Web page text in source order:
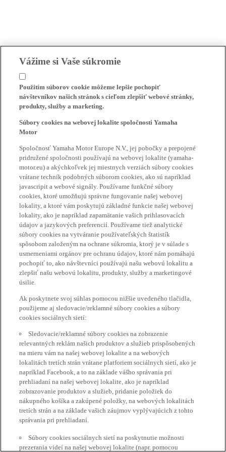
Vážime si Vaše súkromie
Použitím súborov cookie môžeme lepšie pochopiť
návštevníkov našich stránok s cieľom zlepšiť webové stránky,
produkty, služby a marketing.
Súbory cookies na webovej lokalite spoločnosti Yamaha
Motor
Spoločnosť Yamaha Motor Europe N.V., jej pobočky a prepojené
pridružené spoločnosti používajú na webovej lokalite (yamaha-
motor.eu) a akýchkoľvek jej miestnych verziách súbory cookies
vrátane techník podobných súborom cookies, ako sú napríklad
javascripit a webové signály. Používame funkčné súbory
cookies, ktoré umožňujú správne fungovanie našej webovej
lokality, a ktoré vám poskytujú základné funkcie našej webovej
lokality, ako je napríklad zapamätanie vašich prihlasovacích
údajov a jazykových preferencií. Používame tiež analytické
súbory cookies na vytváranie používateľských štatistík
spôsobom založeným na ochrane súkromia, ktorý je v súlade s
usmerneniami orgánov pre ochranu údajov, ktoré nám pomáhajú
pochopiť to, ako návštevníci používajú našu webovú lokalitu a
zlepšiť našu webovú lokalitu, produkty, služby a marketingové
úsilie.
Ak poskytnete svoj súhlas pomocou nižšie uvedeného tlačidla,
použijeme aj sledovacie/reklamné súbory cookies a súbory
cookies sociálnych sietí:
Sledovacie/reklamné súbory cookies na zobrazenie
relevantných reklám našich produktov a služieb prispôsobených
na mieru vám na našej webovej lokalite a na webových
lokalitách tretích strán vrátane platforiem sociálnych sietí, ako je
napríklad Facebook, a to na základe vášho správania pri
prehliadaní na našej webovej lokalite, ako je napríklad
zobrazovanie produktov a služieb, pridanie položiek do
nákupného košíka a zakúpené položky, na webových lokalitách
tretích strán a na základe vašich záujmov vyplývajúcich z tohto
správania pri prehliadaní.
Súbory cookies sociálnych sietí na poskytnutie možnosti
prezerania videí na našej webovej lokalite (napr. pomocou